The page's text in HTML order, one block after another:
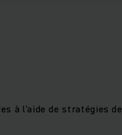
à l'aide de stratégies de